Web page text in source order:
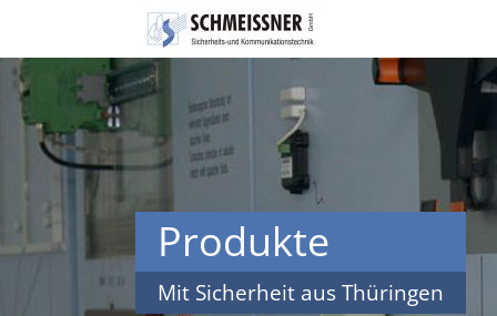
Navigation
überspringen
Produkte
Mit Sicherheit aus Thüringen